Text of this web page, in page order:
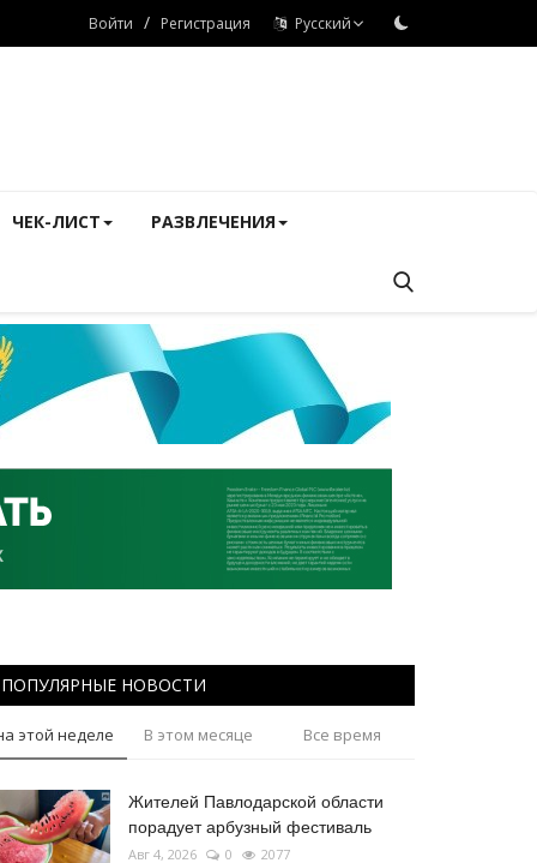
Войти / Регистрация Русский
ЧЕК-ЛИСТ РАЗВЛЕЧЕНИЯ
ПОПУЛЯРНЫЕ НОВОСТИ
этой неделе В этом месяце Все время
Жителей Павлодарской области
порадует арбузный фестиваль
Авг 4, 2026 0 2077